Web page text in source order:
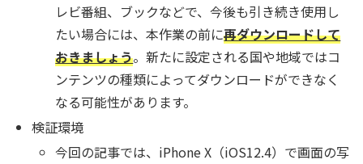
レビ番組、ブックなどで、今後も引き続き使用し
たい場合には、本作業の前に再ダウンロードして
おきましょう。新たに設定される国や地域ではコ
ンテンツの種類によってダウンロードができなく
なる可能性があります。
検証環境
今回の記事では、iPhone X（iOS12.4）で画面の写